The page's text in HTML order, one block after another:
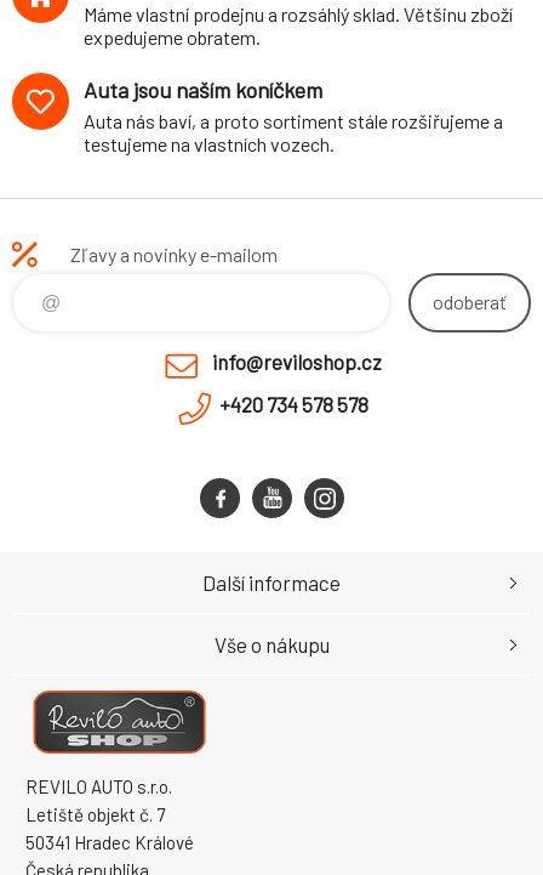
Máme vlastní prodejnu a rozsáhlý sklad. Většinu zboží
expedujeme obratem.
Auta jsou naším koníčkem
Auta nás baví, a proto sortiment stále rozšiřujeme a
testujeme na vlastních vozech.
Zľavy a novinky e-mailom
odoberať
info@reviloshop.cz
+420 734 578 578
REVILO AUTO s.r.o.
Letiště objekt č. 7
50341 Hradec Králové
Česká republika
Další informace
Vše o nákupu